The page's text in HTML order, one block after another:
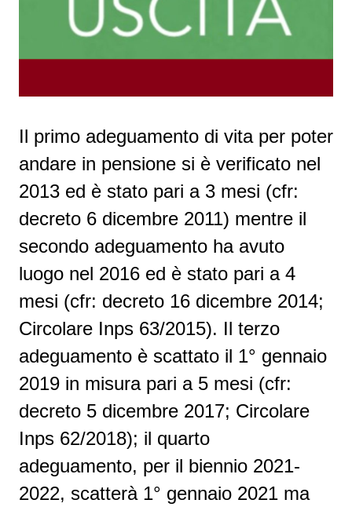
Il primo adeguamento di vita per poter
andare in pensione si è verificato nel
2013 ed è stato pari a 3 mesi (cfr:
decreto 6 dicembre 2011) mentre il
secondo adeguamento ha avuto
luogo nel 2016 ed è stato pari a 4
mesi (cfr: decreto 16 dicembre 2014;
Circolare Inps 63/2015). Il terzo
adeguamento è scattato il 1° gennaio
2019 in misura pari a 5 mesi (cfr:
decreto 5 dicembre 2017; Circolare
Inps 62/2018); il quarto
adeguamento, per il biennio 2021-
2022, scatterà 1° gennaio 2021 ma